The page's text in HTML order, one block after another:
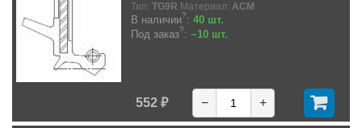
Тип: TG9R Материал: ACM
В наличии?: 40 шт.
Под заказ?: ~10 шт.
552 ₽ − +